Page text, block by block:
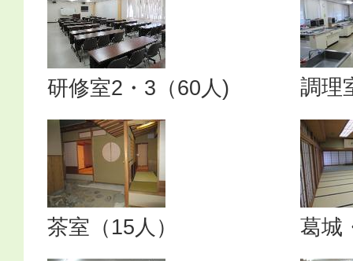
研修室2・3（60人) 調理
茶室（15人） 葛城